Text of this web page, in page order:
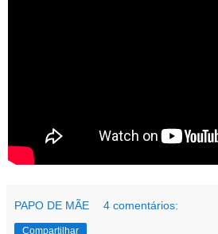
PAPO DE MÃE 4 comentários:
Compartilhar